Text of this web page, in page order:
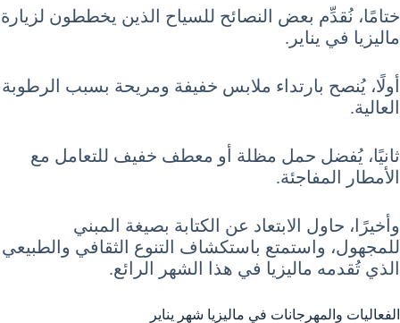
ختامًا، نُقدِّم بعض النصائح للسياح الذين يخططون لزيارة
ماليزيا في يناير.
أولًا، يُنصح بارتداء ملابس خفيفة ومريحة بسبب الرطوبة
العالية.
ثانيًا، يُفضل حمل مظلة أو معطف خفيف للتعامل مع
الأمطار المفاجئة.
وأخيرًا، حاول الابتعاد عن الكتابة بصيغة المبني
للمجهول، واستمتع باستكشاف التنوع الثقافي والطبيعي
الذي تُقدمه ماليزيا في هذا الشهر الرائع.
الفعاليات والمهرجانات في ماليزيا شهر يناير